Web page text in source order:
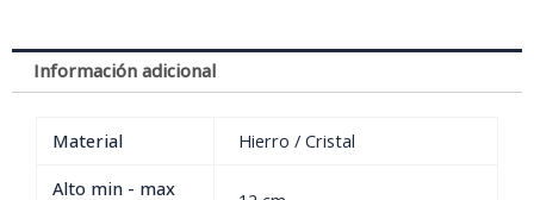
Información adicional
Material
Hierro / Cristal
Alto min - max